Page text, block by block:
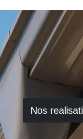
Nos